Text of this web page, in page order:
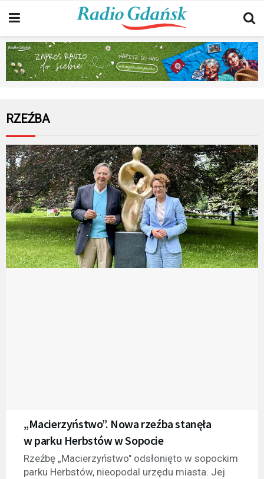
RZEŹBA
„Macierzyństwo”. Nowa rzeźba stanęła
w parku Herbstów w Sopocie
Rzeźbę „Macierzyństwo" odsłonięto w sopockim
parku Herbstów, nieopodal urzędu miasta. Jej